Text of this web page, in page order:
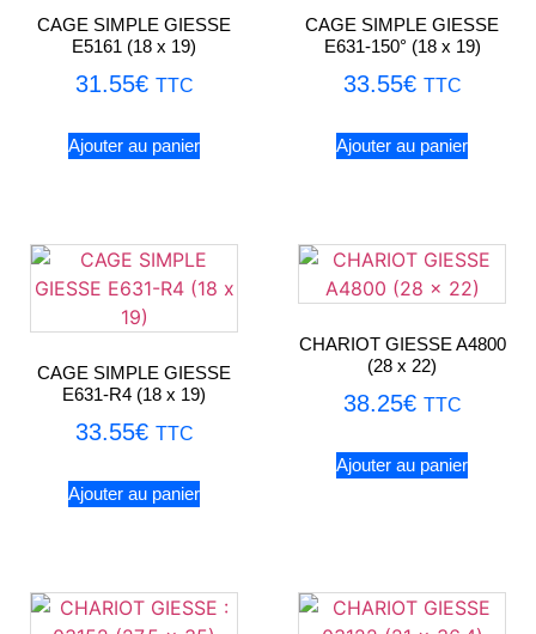
CAGE SIMPLE GIESSE
E5161 (18 x 19)
31.55€ TTC
Ajouter au panier
CAGE SIMPLE GIESSE
E631-150° (18 x 19)
33.55€ TTC
Ajouter au panier
CAGE SIMPLE GIESSE
E631-R4 (18 x 19)
33.55€ TTC
Ajouter au panier
CHARIOT GIESSE A4800
(28 x 22)
38.25€ TTC
Ajouter au panier